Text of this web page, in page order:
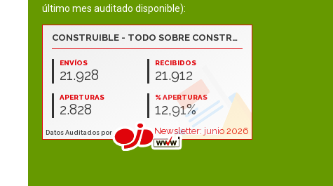
último mes auditado disponible):